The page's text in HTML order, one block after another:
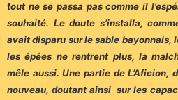
tout ne se passa pas comme il
souhaité. Le doute s’installa,
avait disparu sur le sable bayonnais,
les épées ne rentrent plus, la
mêle aussi. Une partie de L’Aficion,
nouveau, doutant ainsi sur les